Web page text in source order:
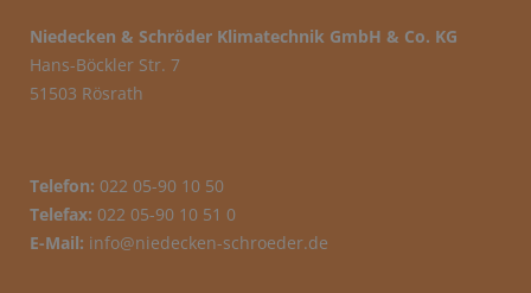
Niedecken & Schröder Klimatechnik GmbH & Co. KG
Hans-Böckler Str. 7
51503 Rösrath
Telefon: 022 05-90 10 50
Telefax: 022 05-90 10 51 0
E-Mail: info@niedecken-schroeder.de